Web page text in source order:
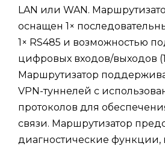
LAN или WAN.
оснащен 1×
1× RS485 и возможностью
цифровых входов/выходов
Маршрутизатор
VPN-туннелей с
протоколов для
связи. Маршрутизатор
диагностические